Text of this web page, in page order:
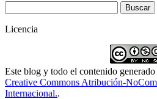
Licencia
Este blog y todo el contenido generado
Creative Commons Atribución-
Internacional..